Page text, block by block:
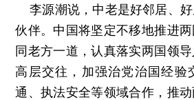
李源潮说，中老是好邻居、
伙伴。中国将坚定不移地推进两
同老方一道，认真落实两国领
高层交往，加强治党治国经验
通、执法安全等领域合作，推